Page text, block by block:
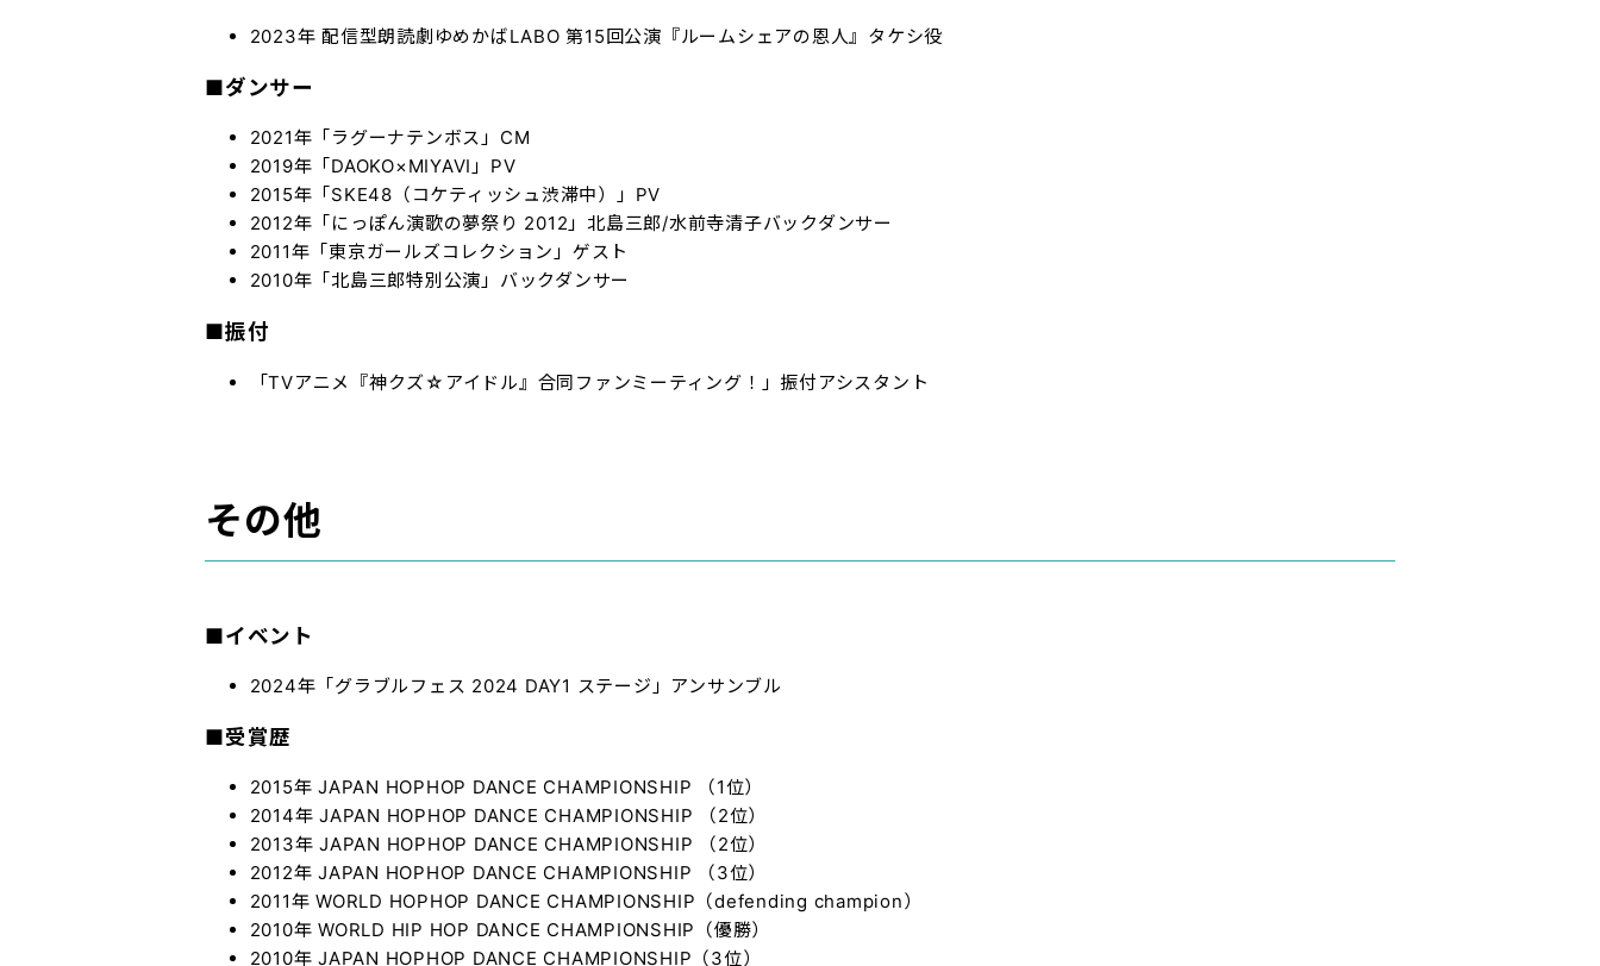
2023年 配信型朗読劇ゆめかばLABO 第15回公演『ルームシェアの恩人』タケシ役
■ダンサー
2021年 「ラグーナテンボス」CM
2019年 「DAOKO×MIYAVI」PV
2015年「SKE48（コケティッシュ渋滞中）」PV
2012年 「にっぽん演歌の夢祭り 2012」北島三郎/水前寺清子バックダンサー
2011年 「東京ガールズコレクション」ゲスト
2010年「北島三郎特別公演」バックダンサー
■振付
「TVアニメ『神クズ☆アイドル』合同ファンミーティング！」振付アシスタント
その他
■イベント
2024年「グラブルフェス 2024 DAY1 ステージ」アンサンブル
■受賞歴
2015年 JAPAN HOPHOP DANCE CHAMPIONSHIP （1位）
2014年 JAPAN HOPHOP DANCE CHAMPIONSHIP （2位）
2013年 JAPAN HOPHOP DANCE CHAMPIONSHIP （2位）
2012年 JAPAN HOPHOP DANCE CHAMPIONSHIP （3位）
2011年 WORLD HOPHOP DANCE CHAMPIONSHIP（defending champion）
2010年 WORLD HIP HOP DANCE CHAMPIONSHIP（優勝）
2010年 JAPAN HOPHOP DANCE CHAMPIONSHIP（3位）